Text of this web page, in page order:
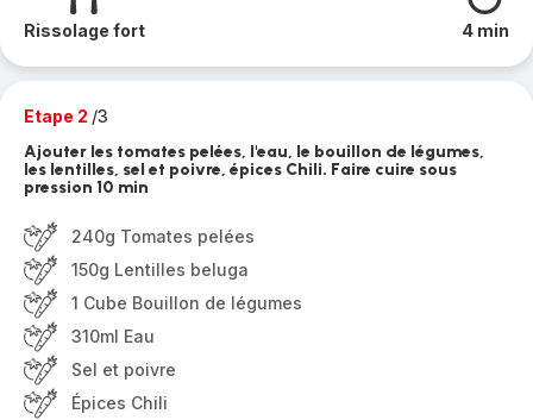
Rissolage fort 4 min
Etape 2 /3
Ajouter les tomates pelées, l'eau, le bouillon de légumes,
les lentilles, sel et poivre, épices Chili. Faire cuire sous
pression 10 min
240g Tomates pelées
150g Lentilles beluga
1 Cube Bouillon de légumes
310ml Eau
Sel et poivre
Épices Chili